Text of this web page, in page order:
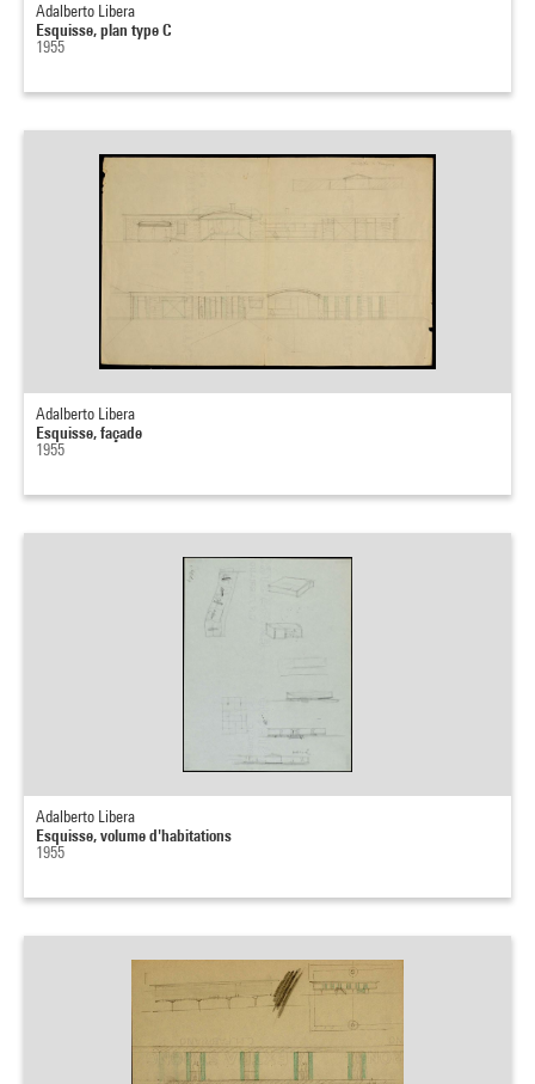
Adalberto Libera
Esquisse, plan type C
1955
Adalberto Libera
Esquisse, façade
1955
Adalberto Libera
Esquisse, volume d'habitations
1955